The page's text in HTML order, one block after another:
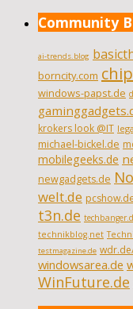
Community
ai-trends.blog
borncity.com
windows-papst.de
krokers look @IT
michael-bickel.de
mobilegeeks.de
newgadgets.de
welt.de
t3n.de
technikblog.net
testmagazine.de
windowsarea.de
WinFuture.de